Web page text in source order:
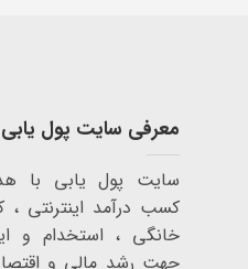
معرفی سایت پول یابی
سایت پول یابی با
کسب درآمد اینترنتی
خانگی ، استخدام و
جهت رشد مالی و